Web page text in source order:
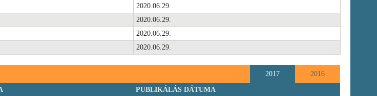
2020.06.29.
2020.06.29.
2020.06.29.
2020.06.29.
2017 2016
PUBLIKÁLÁS DÁTUMA